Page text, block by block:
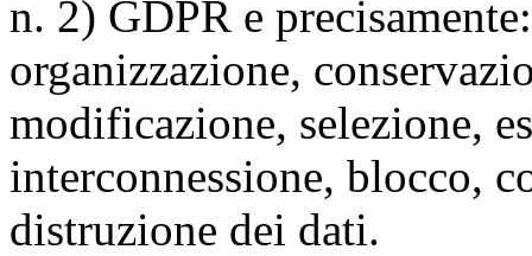
n. 2) GDPR e
organizzazione,
modificazione, selezione,
interconnessione, blocco,
distruzione dei dati.